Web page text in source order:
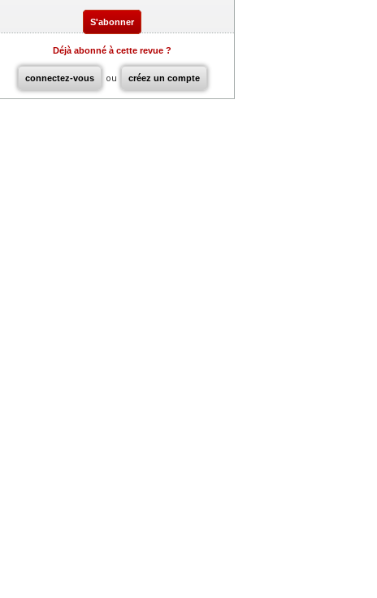
S'abonner
Déjà abonné à cette revue ?
connectez-vous ou créez un compte